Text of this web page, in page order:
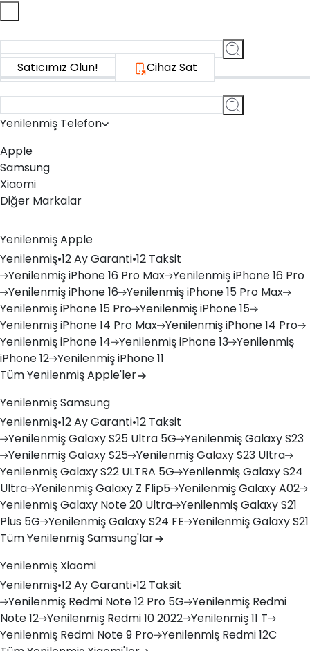
Satıcımız Olun!
Cihaz Sat
Ne aramıştınız?iPhone 15 Pro, bilgisayar, akıllı saat...
Yenilenmiş Telefon
Apple
Samsung
Xiaomi
Diğer Markalar
Yenilenmiş Apple
Yenilenmiş•12 Ay Garanti•12 Taksit
YenilenmişiPhone 16 Pro Max YenilenmişiPhone 16 Pro
YenilenmişiPhone 16 YenilenmişiPhone 15 Pro Max
YenilenmişiPhone 15 Pro YenilenmişiPhone 15
YenilenmişiPhone 14 Pro Max YenilenmişiPhone 14 Pro
YenilenmişiPhone 14 YenilenmişiPhone 13 Yenilenmiş
iPhone 12 YenilenmişiPhone 11
Tüm Yenilenmiş Apple'ler
Yenilenmiş Samsung
Yenilenmiş•12 Ay Garanti•12 Taksit
YenilenmişGalaxy S25 Ultra 5G YenilenmişGalaxy S23
YenilenmişGalaxy S25 YenilenmişGalaxy S23 Ultra
YenilenmişGalaxy S22 ULTRA 5G YenilenmişGalaxy S24
Ultra YenilenmişGalaxy Z Flip5 YenilenmişGalaxy A02
YenilenmişGalaxy Note 20 Ultra YenilenmişGalaxy S21
Plus 5G YenilenmişGalaxy S24 FE YenilenmişGalaxy S21
Tüm Yenilenmiş Samsung'lar
Yenilenmiş Xiaomi
Yenilenmiş•12 Ay Garanti•12 Taksit
Yenilenmiş Redmi Note 12 Pro 5G Yenilenmiş Redmi
Note 12 Yenilenmiş Redmi 10 2022 Yenilenmiş11 T
Yenilenmiş Redmi Note 9 Pro Yenilenmiş Redmi 12C